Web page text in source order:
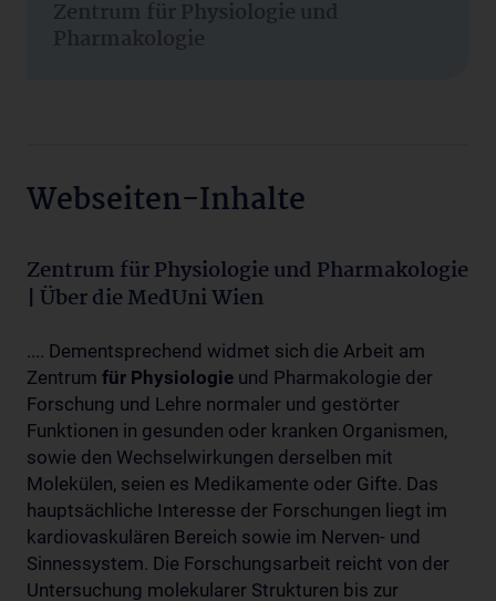
Zentrum für Physiologie und
Pharmakologie
Webseiten-Inhalte
Zentrum für Physiologie und Pharmakologie
| Über die MedUni Wien
.... Dementsprechend widmet sich die Arbeit am
Zentrum für Physiologie und Pharmakologie der
Forschung und Lehre normaler und gestörter
Funktionen in gesunden oder kranken Organismen,
sowie den Wechselwirkungen derselben mit
Molekülen, seien es Medikamente oder Gifte. Das
hauptsächliche Interesse der Forschungen liegt im
kardiovaskulären Bereich sowie im Nerven- und
Sinnessystem. Die Forschungsarbeit reicht von der
Untersuchung molekularer Strukturen bis zur